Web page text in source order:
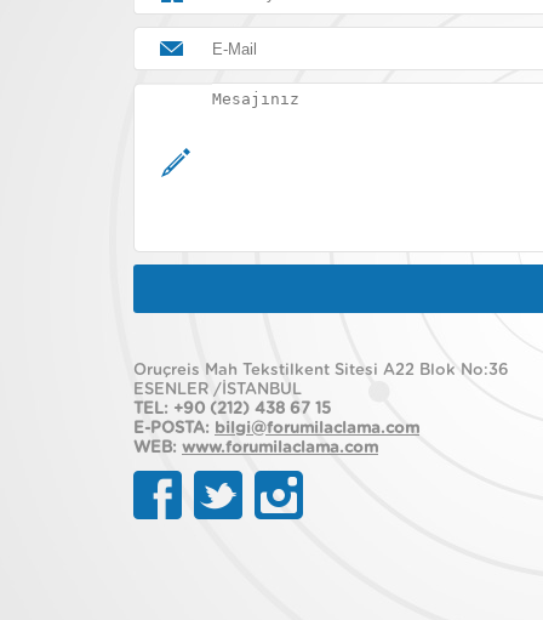
Oruçreis Mah Tekstilkent Sitesi A22 Blok No:36
ESENLER /İSTANBUL
TEL: +90 (212) 438 67 15
E-POSTA: bilgi@forumilaclama.com
WEB: www.forumilaclama.com